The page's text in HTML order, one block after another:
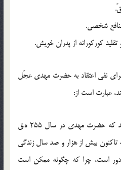
نفی اعتقاد به حضرت مهدی عجّل
عبارت است از:
الف) می‌گویند: شما شیعه‌ها می‌گویید که حضرت مهدی در سال 255 ه.ق
بیش از هزار و صد سال زندگی
است، چرا که چگونه ممکن است